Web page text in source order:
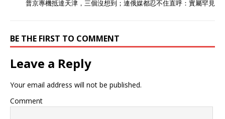
普京專機抵達天津，三個沒想到；連俄媒都忍不住直呼：實屬罕見
BE THE FIRST TO COMMENT
Leave a Reply
Your email address will not be published.
Comment